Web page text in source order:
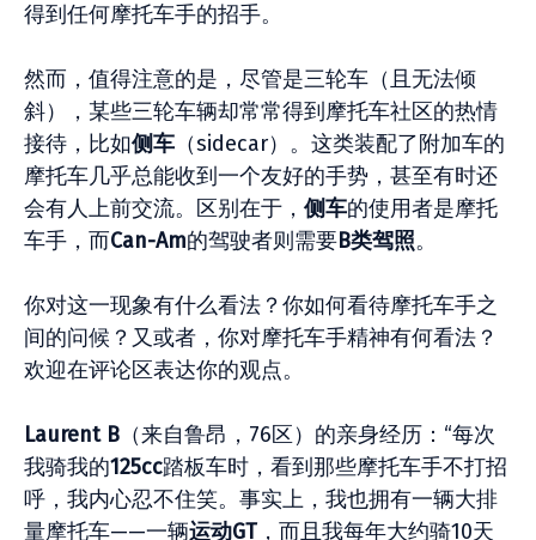
得到任何摩托车手的招手。
然而，值得注意的是，尽管是三轮车（且无法倾
斜），某些三轮车辆却常常得到摩托车社区的热情
接待，比如侧车 （sidecar）。这类装配了附加车的
摩托车几乎总能收到一个友好的手势，甚至有时还
会有人上前交流。区别在于， 侧车的使用者是摩托
车手，而Can-Am的驾驶者则需要B类驾照。
你对这一现象有什么看法？你如何看待摩托车手之
间的问候？又或者，你对摩托车手精神有何看法？
欢迎在评论区表达你的观点。
Laurent B （来自鲁昂，76区）的亲身经历：“每次
我骑我的125cc踏板车时，看到那些摩托车手不打招
呼，我内心忍不住笑。事实上，我也拥有一辆大排
量摩托车——一辆运动GT，而且我每年大约骑10天